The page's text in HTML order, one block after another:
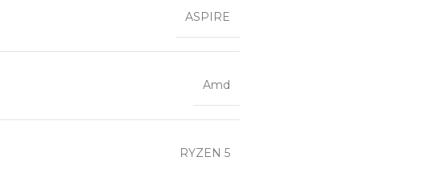
ASPIRE
Amd
RYZEN 5